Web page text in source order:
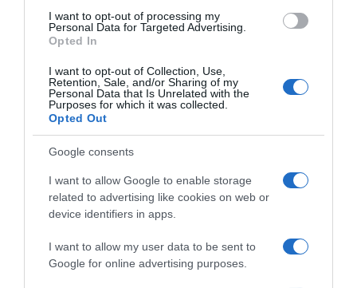
I want to opt-out of processing my
Personal Data for Targeted Advertising.
Opted In
I want to opt-out of Collection, Use,
Retention, Sale, and/or Sharing of my
Personal Data that Is Unrelated with the
Purposes for which it was collected.
Opted Out
Google consents
I want to allow Google to enable storage
related to advertising like cookies on web or
device identifiers in apps.
I want to allow my user data to be sent to
Google for online advertising purposes.
metoda zaista može povećati nivo ovog minerala u tijelu. Osobe
koje su redovno koristile magnezijumovo ulje tokom nekoliko
sedmica imale su mjerljive promjene u koncentraciji
magnezijuma.
Ovo je posebno važno za ljude koji imaju problema s probavom ili
dodataka ishrani. Primjena preko kože u takvim slučajevima
može biti praktično rješenje.
Širi efekti redovne upotrebeRedovna primjena
magnezijumovog ulja može donijeti više koristi nego što se na
prvi pogled čini. Osim smanjenja bolova u mišićima i zglobovima,